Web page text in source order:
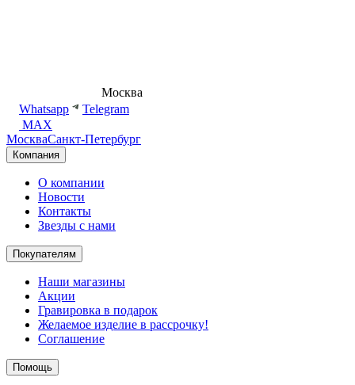
Москва
Whatsapp
Telegram
MAX
МоскваСанкт-Петербург
Компания
О компании
Новости
Контакты
Звезды с нами
Покупателям
Наши магазины
Акции
Гравировка в подарок
Желаемое изделие в рассрочку!
Соглашение
Помощь